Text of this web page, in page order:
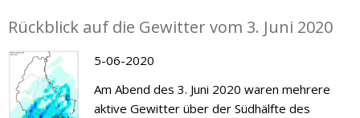
Rückblick auf die Gewitter vom 3. Juni 2020
5-06-2020
Am Abend des 3. Juni 2020 waren mehrere
aktive Gewitter über der Südhälfte des